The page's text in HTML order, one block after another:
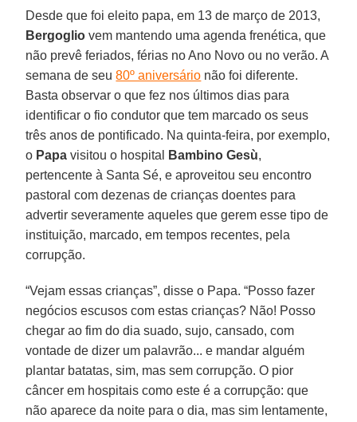
Desde que foi eleito papa, em 13 de março de 2013,
Bergoglio vem mantendo uma agenda frenética, que
não prevê feriados, férias no Ano Novo ou no verão. A
semana de seu80º aniversário não foi diferente.
Basta observar o que fez nos últimos dias para
identificar o fio condutor que tem marcado os seus
três anos de pontificado. Na quinta-feira, por exemplo,
o Papa visitou o hospital Bambino Gesù,
pertencente à Santa Sé, e aproveitou seu encontro
pastoral com dezenas de crianças doentes para
advertir severamente aqueles que gerem esse tipo de
instituição, marcado, em tempos recentes, pela
corrupção.
“Vejam essas crianças”, disse o Papa. “Posso fazer
negócios escusos com estas crianças? Não! Posso
chegar ao fim do dia suado, sujo, cansado, com
vontade de dizer um palavrão... e mandar alguém
plantar batatas, sim, mas sem corrupção. O pior
câncer em hospitais como este é a corrupção: que
não aparece da noite para o dia, mas sim lentamente,